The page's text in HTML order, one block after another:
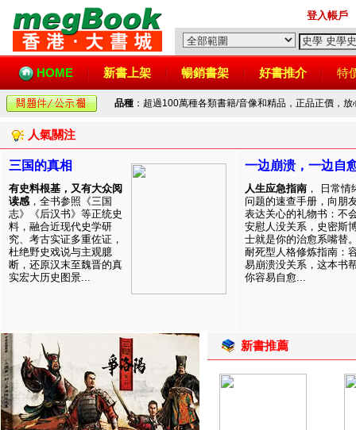
登入帳戶
HOME 新書上架 暢銷書架 好書推介 特
品種 ：超過100萬種各類書籍/音像和精品，正品正價，
人氣關注
三国的真相
有史料根基，又有大众阅
读感 ，全书参照《三国
志》《后汉书》等正统史
料，融合近现代史学研
究、考古实证多重佐证，
杜绝野史戏说与主观臆
断，还原汉末至魏晋的真
实宏大历史图景...
一边崩溃，一边自
人生应急指南 ， 日常情
问题的速查手册，向朋
表达关心的礼物书：不
安慰人没关系，史密斯
士就是你的治愈系嘴替
耐死型人格修炼指南：
易崩溃没关系，这本书
你容易自愈...
新書推薦